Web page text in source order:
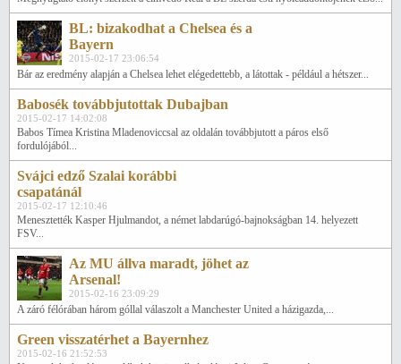
BL: bizakodhat a Chelsea és a
Bayern
2015-02-17 23:06:54
Bár az eredmény alapján a Chelsea lehet elégedettebb, a látottak - például a hétszer...
Babosék továbbjutottak Dubajban
2015-02-17 14:02:08
Babos Tímea Kristina Mladenoviccsal az oldalán továbbjutott a páros első
fordulójából...
Svájci edző Szalai korábbi
csapatánál
2015-02-17 12:10:46
Menesztették Kasper Hjulmandot, a német labdarúgó-bajnokságban 14. helyezett
FSV...
Az MU állva maradt, jöhet az
Arsenal!
2015-02-16 23:09:29
A záró félórában három góllal válaszolt a Manchester United a házigazda,...
Green visszatérhet a Bayernhez
2015-02-16 21:52:53